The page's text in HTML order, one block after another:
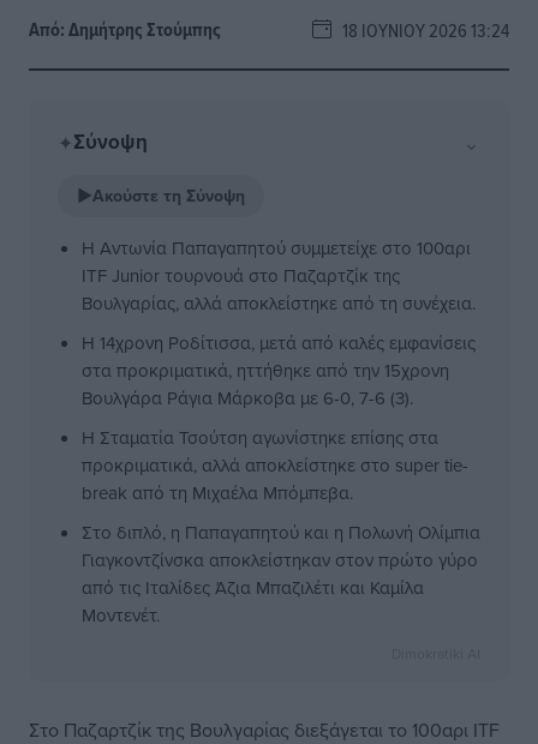
Από:Δημήτρης Στούμπης 18 ΙΟΥΝΊΟΥ 2026 13:24
✦Σύνοψη ⌄
▶Ακούστε τη Σύνοψη
Η Αντωνία Παπαγαπητού συμμετείχε στο 100αρι
ITF Junior τουρνουά στο Παζαρτζίκ της
Βουλγαρίας, αλλά αποκλείστηκε από τη συνέχεια.
Η 14χρονη Ροδίτισσα, μετά από καλές εμφανίσεις
στα προκριματικά, ηττήθηκε από την 15χρονη
Βουλγάρα Ράγια Μάρκοβα με 6-0, 7-6 (3).
Η Σταματία Τσούτση αγωνίστηκε επίσης στα
προκριματικά, αλλά αποκλείστηκε στο super tie-
break από τη Μιχαέλα Μπόμπεβα.
Στο διπλό, η Παπαγαπητού και η Πολωνή Ολίμπια
Γιαγκοντζίνσκα αποκλείστηκαν στον πρώτο γύρο
από τις Ιταλίδες Άζια Μπαζιλέτι και Καμίλα
Μοντενέτ.
Στο Παζαρτζίκ της Βουλγαρίας διεξάγεται το 100αρι ITF